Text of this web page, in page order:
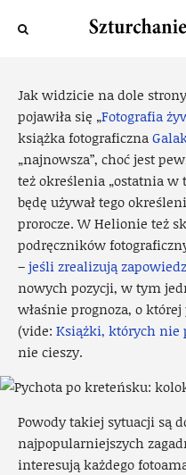
Piotr · 22
Jak widzicie na dole
pojawiła się „Fotografia
książka fotograficzna
„najnowsza”, choć jest
też określenia „ostatnia w
będę używał tego
prorocze. W Helionie też
podręczników
–jeśli zrealizują
nowych pozycji, w tym
właśnie prognoza, o
(vide: Książki, których nie
nie cieszy.
Powody takiej sytuacji są
najpopularniejszych
interesują każdego